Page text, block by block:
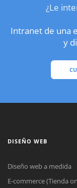
¿Le
Intranet de una
y
DISEÑO WEB
Diseño web a medida
E-commerce (Tienda